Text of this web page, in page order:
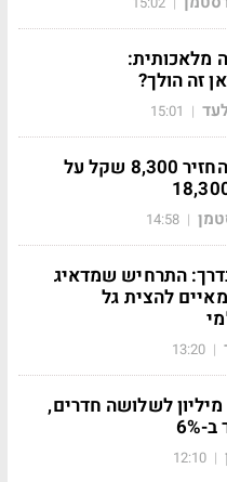
מלאכותית:
זה הולך?
|
15:01
כללית סירבה להחזיר 8,300 שקל על
|
14:58
התרחיש שמדאיג
להצית גל
|
13:20
נווה עמל: 2.46 מיליון לשלושה חדרים,
6%
|
12:10